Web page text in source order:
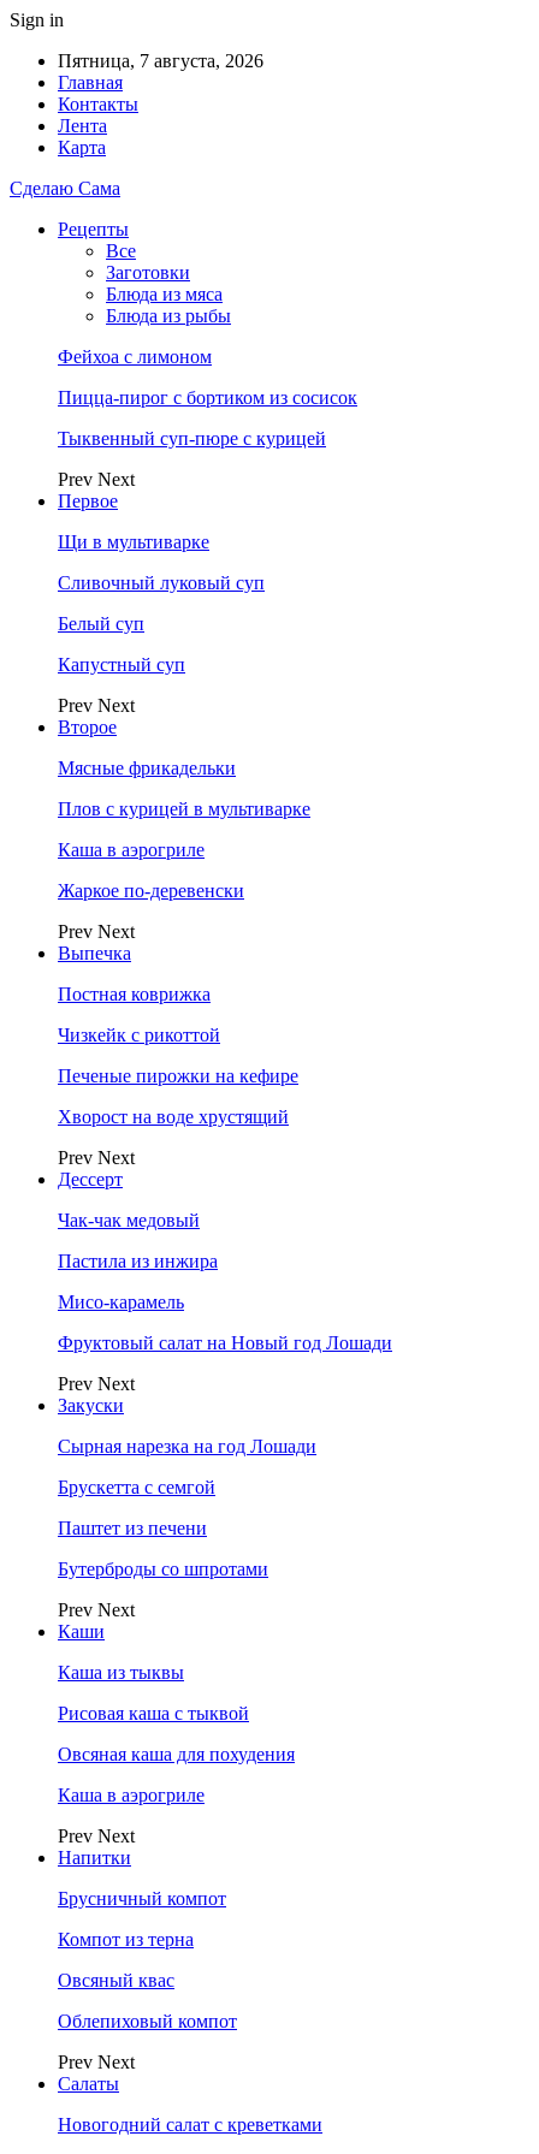
Sign in
Пятница, 7 августа, 2026
Главная
Контакты
Лента
Карта
Сделаю Сама
Рецепты
Все
Заготовки
Блюда из мяса
Блюда из рыбы
Фейхоа с лимоном
Пицца-пирог с бортиком из сосисок
Тыквенный суп-пюре с курицей
Prev Next
Первое
Щи в мультиварке
Сливочный луковый суп
Белый суп
Капустный суп
Prev Next
Второе
Мясные фрикадельки
Плов с курицей в мультиварке
Каша в аэрогриле
Жаркое по-деревенски
Prev Next
Выпечка
Постная коврижка
Чизкейк с рикоттой
Печеные пирожки на кефире
Хворост на воде хрустящий
Prev Next
Дессерт
Чак-чак медовый
Пастила из инжира
Мисо-карамель
Фруктовый салат на Новый год Лошади
Prev Next
Закуски
Сырная нарезка на год Лошади
Брускетта с семгой
Паштет из печени
Бутерброды со шпротами
Prev Next
Каши
Каша из тыквы
Рисовая каша с тыквой
Овсяная каша для похудения
Каша в аэрогриле
Prev Next
Напитки
Брусничный компот
Компот из терна
Овсяный квас
Облепиховый компот
Prev Next
Салаты
Новогодний салат с креветками